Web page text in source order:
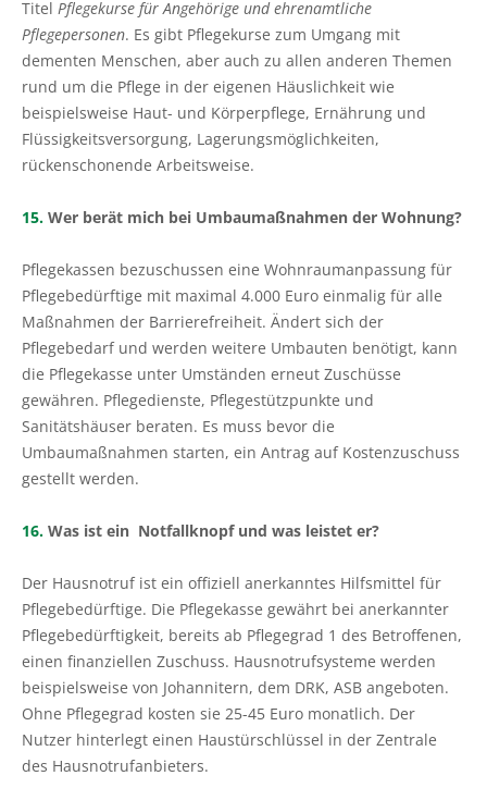
Titel Pflegekurse für Angehörige und ehrenamtliche
Pflegepersonen. Es gibt Pflegekurse zum Umgang mit
dementen Menschen, aber auch zu allen anderen Themen
rund um die Pflege in der eigenen Häuslichkeit wie
beispielsweise Haut- und Körperpflege, Ernährung und
Flüssigkeitsversorgung, Lagerungsmöglichkeiten,
rückenschonende Arbeitsweise.
15. Wer berät mich bei Umbaumaßnahmen der Wohnung?
Pflegekassen bezuschussen eine Wohnraumanpassung für
Pflegebedürftige mit maximal 4.000 Euro einmalig für alle
Maßnahmen der Barrierefreiheit. Ändert sich der
Pflegebedarf und werden weitere Umbauten benötigt, kann
die Pflegekasse unter Umständen erneut Zuschüsse
gewähren. Pflegedienste, Pflegestützpunkte und
Sanitätshäuser beraten. Es muss bevor die
Umbaumaßnahmen starten, ein Antrag auf Kostenzuschuss
gestellt werden.
16. Was ist ein Notfallknopf und was leistet er?
Der Hausnotruf ist ein offiziell anerkanntes Hilfsmittel für
Pflegebedürftige. Die Pflegekasse gewährt bei anerkannter
Pflegebedürftigkeit, bereits ab Pflegegrad 1 des Betroffenen,
einen finanziellen Zuschuss. Hausnotrufsysteme werden
beispielsweise von Johannitern, dem DRK, ASB angeboten.
Ohne Pflegegrad kosten sie 25-45 Euro monatlich. Der
Nutzer hinterlegt einen Haustürschlüssel in der Zentrale
des Hausnotrufanbieters.